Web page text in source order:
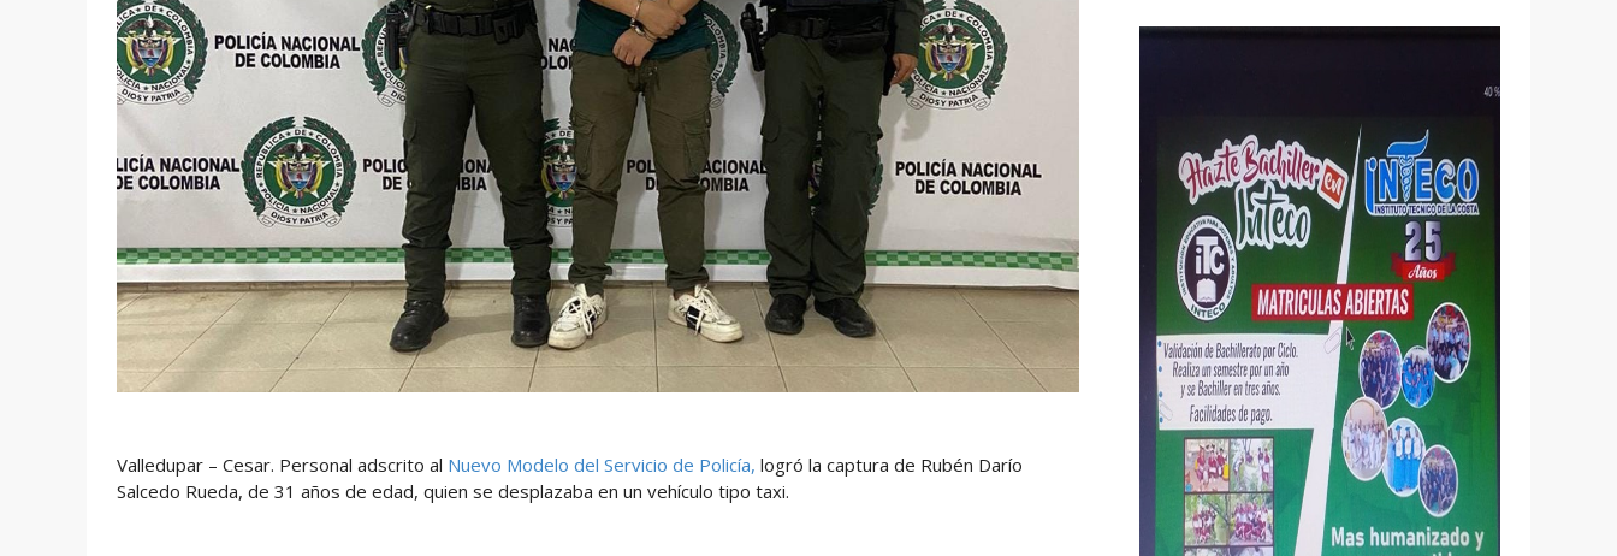
Valledupar – Cesar. Personal adscrito al Nuevo Modelo del Servicio de Policía, logró la captura de Rubén Darío
Salcedo Rueda, de 31 años de edad, quien se desplazaba en un vehículo tipo taxi.